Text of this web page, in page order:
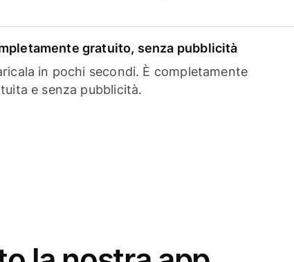
gratuito, senza pubblicità
in pochi secondi. È completamente
e senza pubblicità.